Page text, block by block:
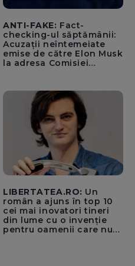
ANTI-FAKE: Fact-
checking-ul săptămânii:
Acuzații neîntemeiate
emise de către Elon Musk
la adresa Comisiei
pentru instaurarea
„cenzurii” pe platforma X
LIBERTATEA.RO: Un
român a ajuns în top 10
cei mai inovatori tineri
din lume cu o invenție
pentru oamenii care nu